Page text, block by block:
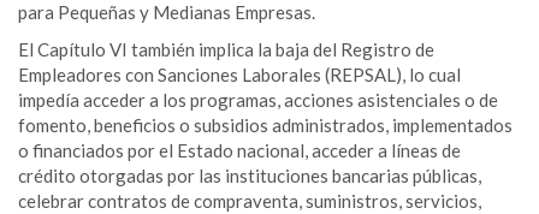
para Pequeñas y Medianas Empresas.
El Capítulo VI también implica la baja del Registro de
Empleadores con Sanciones Laborales (REPSAL), lo cual
impedía acceder a los programas, acciones asistenciales o de
fomento, beneficios o subsidios administrados, implementados
o financiados por el Estado nacional, acceder a líneas de
crédito otorgadas por las instituciones bancarias públicas,
celebrar contratos de compraventa, suministros, servicios,